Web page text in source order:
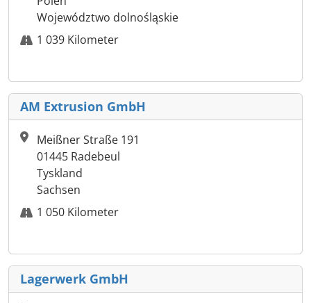
Województwo dolnośląskie
1 039 Kilometer
AM Extrusion GmbH
Meißner Straße 191
01445 Radebeul
Tyskland
Sachsen
1 050 Kilometer
Lagerwerk GmbH